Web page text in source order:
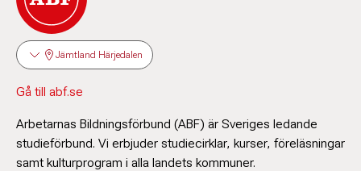
Jämtland Härjedalen
Gå till abf.se
Arbetarnas Bildningsförbund (ABF) är Sveriges ledande
studieförbund. Vi erbjuder studiecirklar, kurser, föreläsningar
samt kulturprogram i alla landets kommuner.